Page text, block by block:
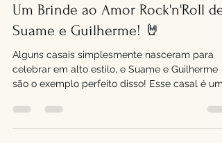
20 de jun. de 2025
2 min de leitura
Um Brinde ao Amor Rock'n'Roll de
Suame e Guilherme! 🤘
Alguns casais simplesmente nasceram para